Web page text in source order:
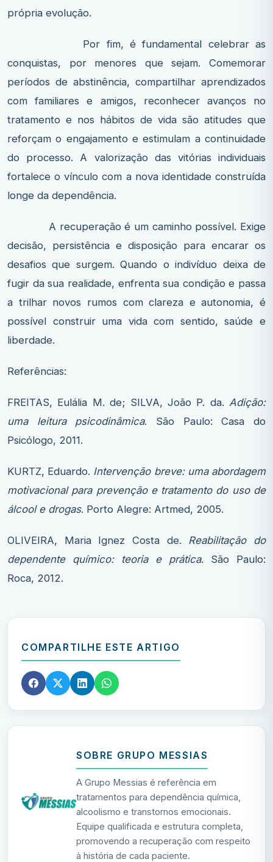
própria evolução.
Por fim, é fundamental celebrar as
conquistas, por menores que sejam. Comemorar
períodos de abstinência, compartilhar aprendizados
com familiares e amigos, reconhecer avanços no
tratamento e nos hábitos de vida são atitudes que
reforçam o engajamento e estimulam a continuidade
do processo. A valorização das vitórias individuais
fortalece o vínculo com a nova identidade construída
longe da dependência.
A recuperação é um caminho possível. Exige
decisão, persistência e disposição para encarar os
desafios que surgem. Quando o indivíduo deixa de
fugir da sua realidade, enfrenta sua condição e passa
a trilhar novos rumos com clareza e autonomia, é
possível construir uma vida com sentido, saúde e
liberdade.
Referências:
FREITAS, Eulália M. de; SILVA, João P. da. Adição:
uma leitura psicodinâmica. São Paulo: Casa do
Psicólogo, 2011.
KURTZ, Eduardo. Intervenção breve: uma abordagem
motivacional para prevenção e tratamento do uso de
álcool e drogas. Porto Alegre: Artmed, 2005.
OLIVEIRA, Maria Ignez Costa de. Reabilitação do
dependente químico: teoria e prática. São Paulo:
Roca, 2012.
COMPARTILHE ESTE ARTIGO
SOBRE GRUPO MESSIAS
A Grupo Messias é referência em
tratamentos para dependência química,
alcoolismo e transtornos emocionais.
Equipe qualificada e estrutura completa,
promovendo a recuperação com respeito
à história de cada paciente.